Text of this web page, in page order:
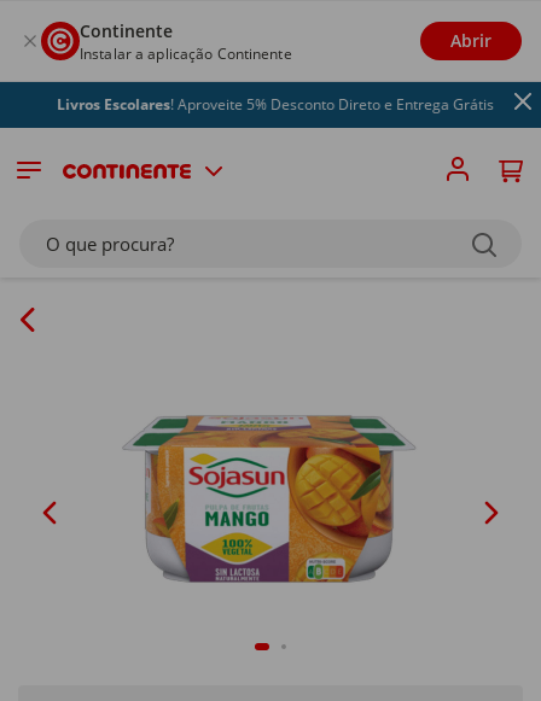
Continente
Instalar a aplicação Continente
Abrir
Livros Escolares! Aproveite 5% Desconto Direto e Entrega Grátis
O que procura?